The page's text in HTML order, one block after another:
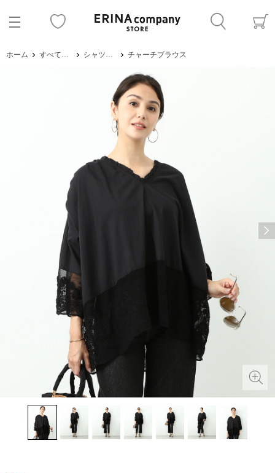
ホーム すべてのアイテム シャツ・ブラウス チャーチブラウス